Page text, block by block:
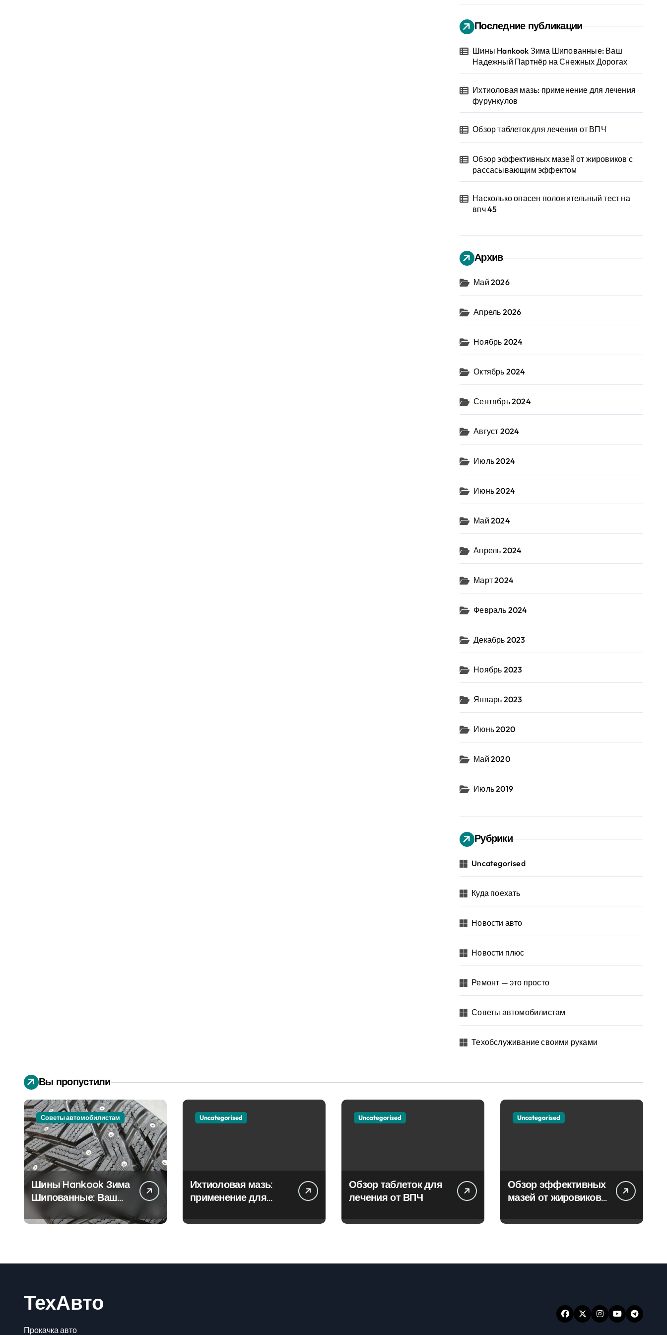
Последние публикации
Шины Hankook Зима Шипованные: Ваш
Надежный Партнёр на Снежных Дорогах
Ихтиоловая мазь: применение для лечения
фурункулов
Обзор таблеток для лечения от ВПЧ
Обзор эффективных мазей от жировиков с
рассасывающим эффектом
Насколько опасен положительный тест на
впч 45
Архив
Май 2026
Апрель 2026
Ноябрь 2024
Октябрь 2024
Сентябрь 2024
Август 2024
Июль 2024
Июнь 2024
Май 2024
Апрель 2024
Март 2024
Февраль 2024
Декабрь 2023
Ноябрь 2023
Январь 2023
Июнь 2020
Май 2020
Июль 2019
Рубрики
Uncategorised
Куда поехать
Новости авто
Новости плюс
Ремонт — это просто
Советы автомобилистам
Техобслуживание своими руками
Вы пропустили
Советы автомобилистам
Шины Hankook Зима
Шипованные: Ваш
Надежный Партнёр
на Снежных Дорогах
Uncategorised
Ихтиоловая мазь:
применение для
Uncategorised
Обзор таблеток для
лечения от ВПЧ
Uncategorised
Обзор эффективных
мазей от жировиков
эффектом
ТехАвто
Прокачка авто